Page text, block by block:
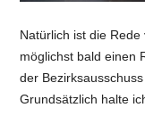
Natürlich ist die
möglichst bald einen
der
Grundsätzlich halte